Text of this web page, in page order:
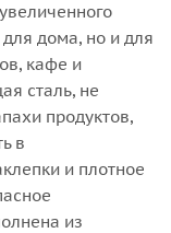
дома, но и для
кафе и
сталь, не
продуктов,
в
и плотное
из